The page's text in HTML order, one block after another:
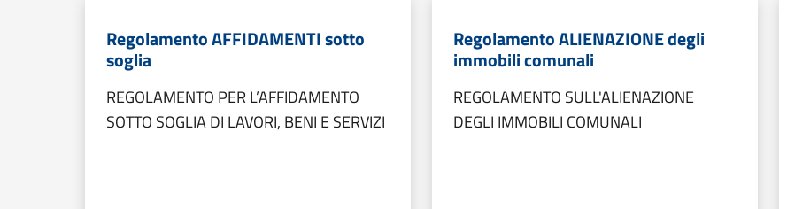
Regolamento AFFIDAMENTI sotto
soglia
REGOLAMENTO PER L’AFFIDAMENTO
SOTTO SOGLIA DI LAVORI, BENI E SERVIZI
Regolamento ALIENAZIONE degli
immobili comunali
REGOLAMENTO SULL'ALIENAZIONE
DEGLI IMMOBILI COMUNALI